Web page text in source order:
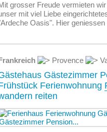
grosser Freude vermieten
mit viel Liebe
Oasis". Hier geniessen
Provence
Gästezimmer
Ferienwohnung
reiten